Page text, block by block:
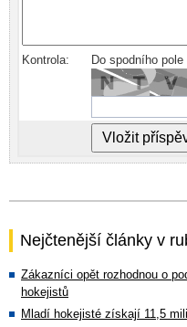
Kontrola: Do spodního
Nejčtenější články v
Zákazníci opět rozhodnou o
hokejistů
Mladí hokejisté získají 11,5